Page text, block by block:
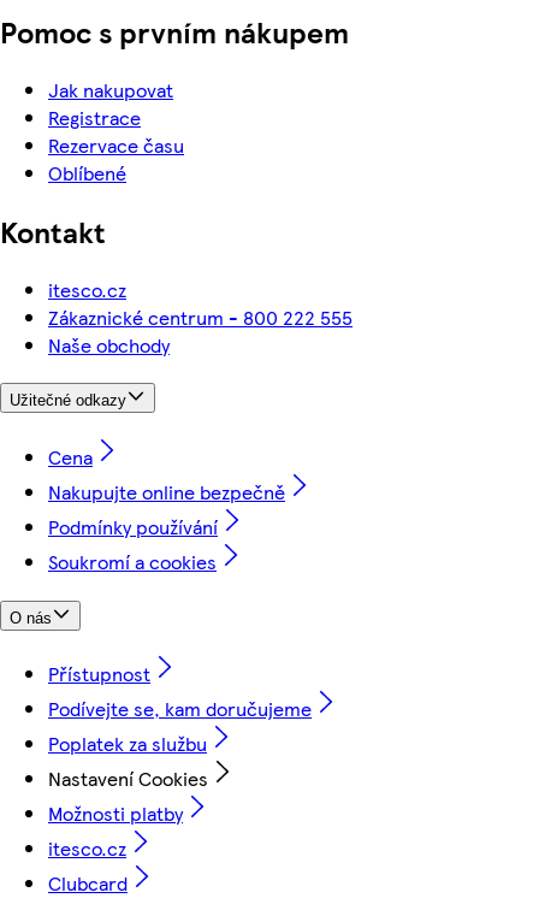
Pomoc s prvním nákupem
Jak nakupovat
Registrace
Rezervace času
Oblíbené
Kontakt
itesco.cz
Zákaznické centrum - 800 222 555
Naše obchody
Užitečné odkazy
Cena
Nakupujte online bezpečně
Podmínky používání
Soukromí a cookies
O nás
Přístupnost
Podívejte se, kam doručujeme
Poplatek za službu
Nastavení Cookies
Možnosti platby
itesco.cz
Clubcard